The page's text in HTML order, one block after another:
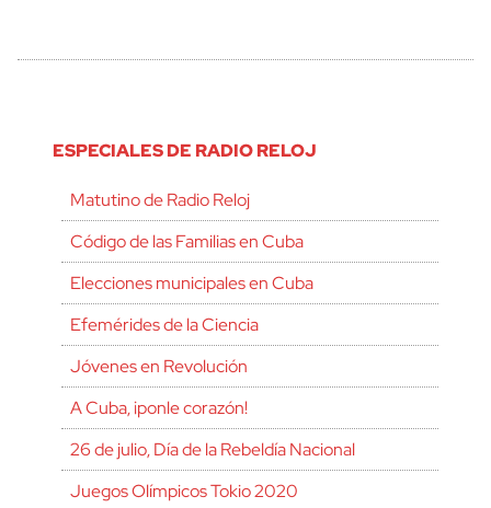
ESPECIALES DE RADIO RELOJ
Matutino de Radio Reloj
Código de las Familias en Cuba
Elecciones municipales en Cuba
Efemérides de la Ciencia
Jóvenes en Revolución
A Cuba, ¡ponle corazón!
26 de julio, Día de la Rebeldía Nacional
Juegos Olímpicos Tokio 2020